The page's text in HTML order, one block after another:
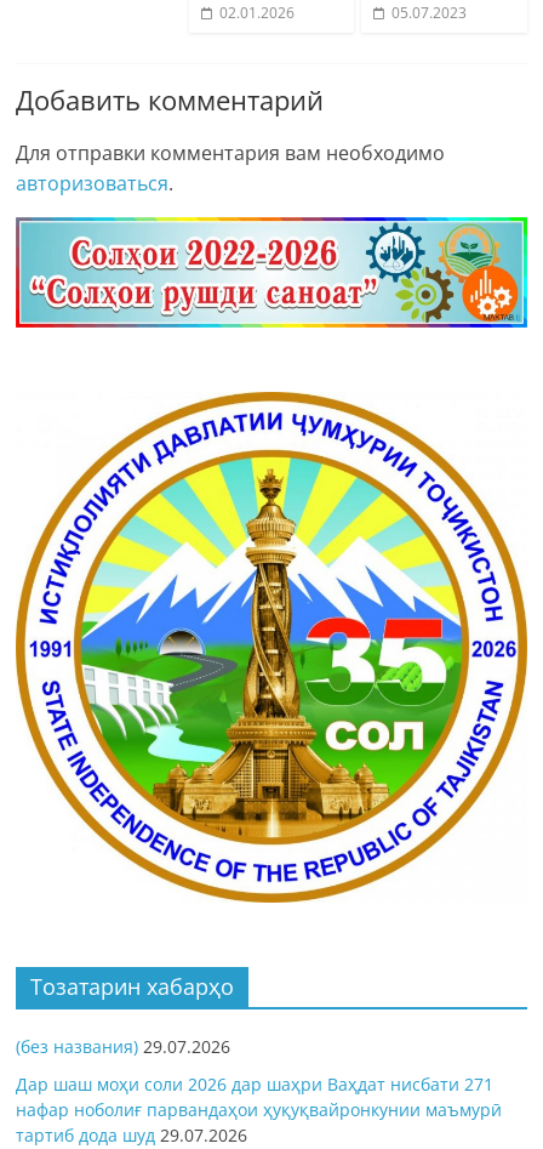
02.01.2026 05.07.2023
Добавить комментарий
Для отправки комментария вам необходимо
авторизоваться.
Тозатарин хабарҳо
(без названия) 29.07.2026
Дар шаш моҳи соли 2026 дар шаҳри Ваҳдат нисбати 271
нафар ноболиғ парвандаҳои ҳуқуқвайронкунии маъмурӣ
тартиб дода шуд 29.07.2026